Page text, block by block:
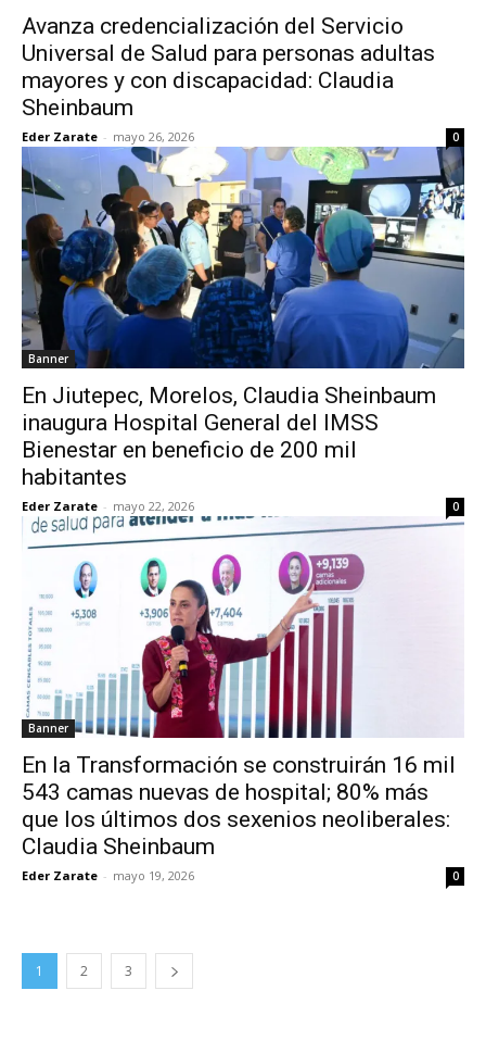
Avanza credencialización del Servicio
Universal de Salud para personas adultas
mayores y con discapacidad: Claudia
Sheinbaum
Eder Zarate - mayo 26, 2026 0
Banner
En Jiutepec, Morelos, Claudia Sheinbaum
inaugura Hospital General del IMSS
Bienestar en beneficio de 200 mil
habitantes
Eder Zarate - mayo 22, 2026 0
Banner
En la Transformación se construirán 16 mil
543 camas nuevas de hospital; 80% más
que los últimos dos sexenios neoliberales:
Claudia Sheinbaum
Eder Zarate - mayo 19, 2026 0
1 2 3